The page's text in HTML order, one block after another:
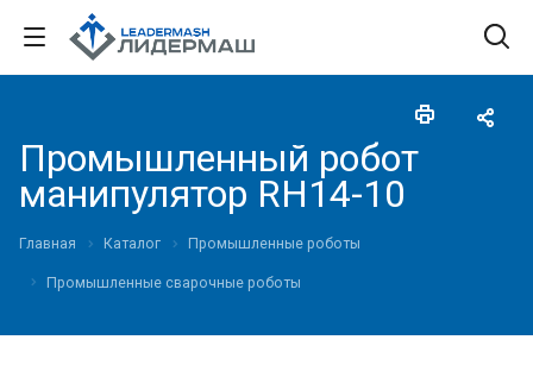
Промышленный робот
манипулятор RH14-10
Главная Каталог Промышленные роботы
Промышленные сварочные роботы